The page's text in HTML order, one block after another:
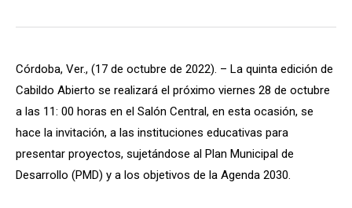
Córdoba, Ver., (17 de octubre de 2022). – La quinta edición de
Cabildo Abierto se realizará el próximo viernes 28 de octubre
a las 11: 00 horas en el Salón Central, en esta ocasión, se
hace la invitación, a las instituciones educativas para
presentar proyectos, sujetándose al Plan Municipal de
Desarrollo (PMD) y a los objetivos de la Agenda 2030.